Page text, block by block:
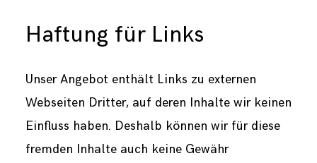
Haftung für Links
Unser Angebot enthält Links zu externen
Webseiten Dritter, auf deren Inhalte wir keinen
Einfluss haben. Deshalb können wir für diese
fremden Inhalte auch keine Gewähr